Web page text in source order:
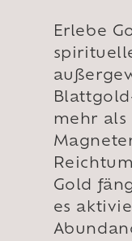
Erlebe
mehr als
Gold
es